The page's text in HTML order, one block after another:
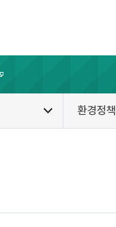
새창
환경정책